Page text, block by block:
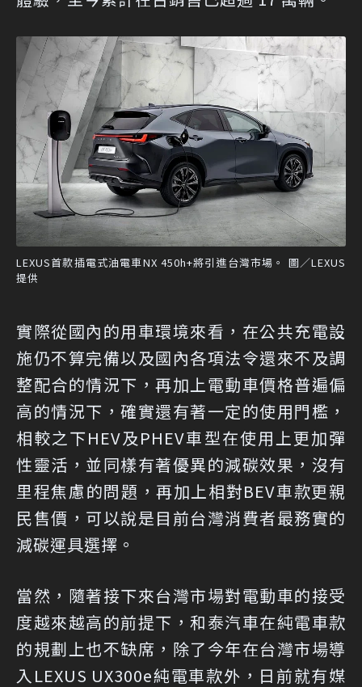
LEXUS首款插電式油電車NX 450h+將引進台灣市場。 圖／LEXUS
提供
實際從國內的用車環境來看，在公共充電設
施仍不算完備以及國內各項法令還來不及調
整配合的情況下，再加上電動車價格普遍偏
高的情況下，確實還有著一定的使用門檻，
相較之下HEV及PHEV車型在使用上更加彈
性靈活，並同樣有著優異的減碳效果，沒有
里程焦慮的問題，再加上相對BEV車款更親
民售價，可以說是目前台灣消費者最務實的
減碳運具選擇。
當然，隨著接下來台灣市場對電動車的接受
度越來越高的前提下，和泰汽車在純電車款
的規劃上也不缺席，除了今年在台灣市場導
入LEXUS UX300e純電車款外，日前就有媒